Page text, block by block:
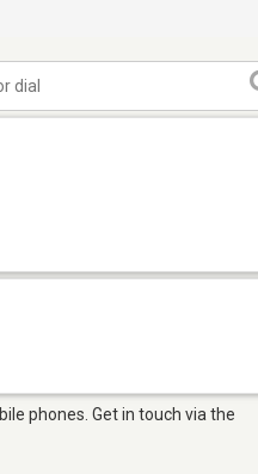
phones. Get in touch via the